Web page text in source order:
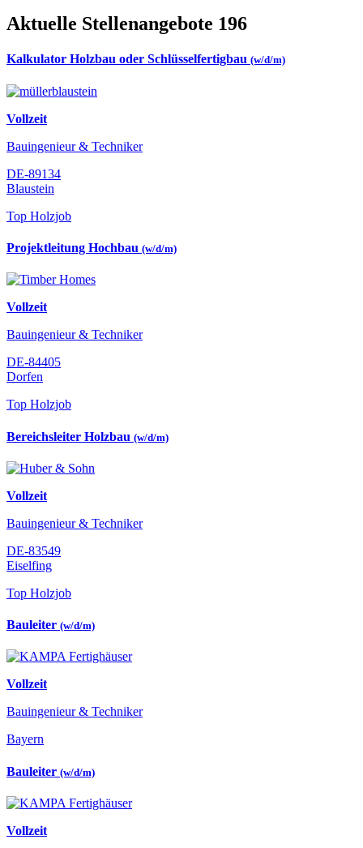
Aktuelle Stellenangebote 196
Kalkulator Holzbau oder Schlüsselfertigbau (w/d/m)
Vollzeit
Bauingenieur & Techniker
DE-89134
Blaustein
Top Holzjob
Projektleitung Hochbau (w/d/m)
Vollzeit
Bauingenieur & Techniker
DE-84405
Dorfen
Top Holzjob
Bereichsleiter Holzbau (w/d/m)
Vollzeit
Bauingenieur & Techniker
DE-83549
Eiselfing
Top Holzjob
Bauleiter (w/d/m)
Vollzeit
Bauingenieur & Techniker
Bayern
Bauleiter (w/d/m)
Vollzeit